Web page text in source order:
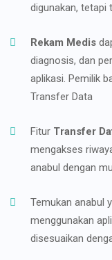
digunakan, tetapi
Rekam Medis
diagnosis, dan
aplikasi. Pemilik
Transfer Data
Fitur Transfer
mengakses
anabul dengan
Temukan anabul
menggunakan
disesuaikan